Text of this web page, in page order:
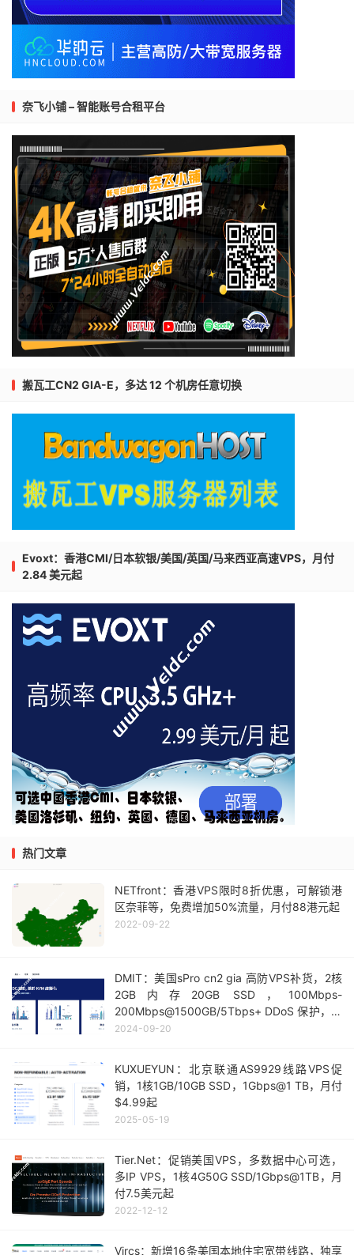
奈飞小铺 – 智能账号合租平台
搬瓦工CN2 GIA-E，多达 12 个机房任意切换
Evoxt：香港CMI/日本软银/美国/英国/马来西亚高速VPS，月付
2.84 美元起
热门文章
NETfront：香港VPS限时8折优惠，可解锁港
区奈菲等，免费增加50%流量，月付88港元起
2022-09-22
DMIT：美国sPro cn2 gia 高防VPS补货，2核
2GB内存20GB SSD，100Mbps-
200Mbps@1500GB/5Tbps+ DDoS 保护，季
付$71.99
2024-09-20
KUXUEYUN：北京联通AS9929线路VPS促
销，1核1GB/10GB SSD，1Gbps@1 TB，月付
$4.99起
2025-05-19
Tier.Net：促销美国VPS，多数据中心可选，
多IP VPS，1核4G50G SSD/1Gbps@1TB，月
付7.5美元起
2022-12-12
Vircs：新增16条美国本地住宅宽带线路，独享